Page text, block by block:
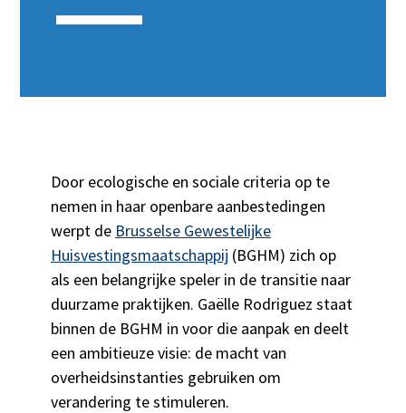
Door ecologische en sociale criteria op te
nemen in haar openbare aanbestedingen
werpt de Brusselse Gewestelijke
Huisvestingsmaatschappij (BGHM) zich op
als een belangrijke speler in de transitie naar
duurzame praktijken. Gaëlle Rodriguez staat
binnen de BGHM in voor die aanpak en deelt
een ambitieuze visie: de macht van
overheidsinstanties gebruiken om
verandering te stimuleren.